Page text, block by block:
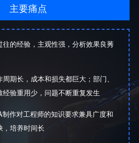
主要痛点
往的经验，主观性强，分析效果良莠
期长，成本和损失都巨大；部门、
经验重用少，问题不断重复发生
作对工程师的知识要求兼具广度和
，培养时间长